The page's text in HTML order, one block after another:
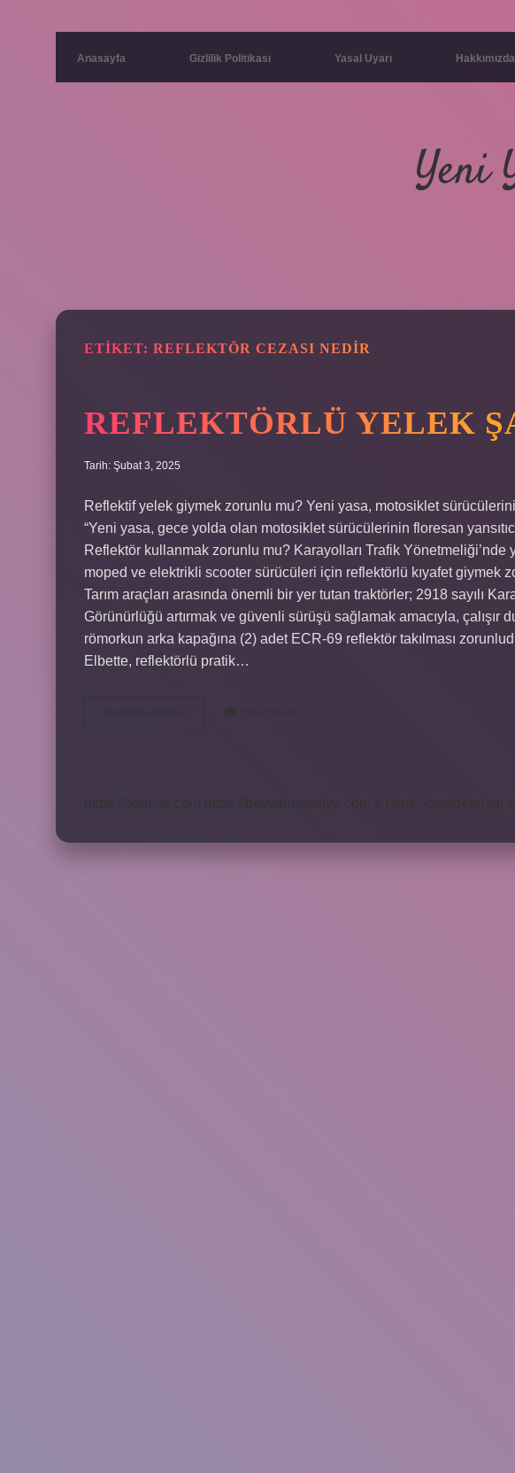
Anasayfa Gizlilik Politikası Yasal Uyarı Hakkımızda
Yeni
ETIKET: REFLEKTÖR CEZASI NEDIR
REFLEKTÖRLÜ YELEK
Tarih: Şubat 3, 2025
Reflektif yelek giymek zorunlu mu? Yeni yasa, motosiklet
“Yeni yasa, gece yolda olan motosiklet sürücülerinin floresan
Reflektör kullanmak zorunlu mu? Karayolları Trafik
moped ve elektrikli scooter sürücüleri için reflektörlü kıyafet giymek
Tarım araçları arasında önemli bir yer tutan traktörler; 2918 sayılı
Görünürlüğü artırmak ve güvenli sürüşü sağlamak amacıyla, çalışır
römorkun arka kapağına (2) adet ECR-69 reflektör takılması
Elbette, reflektörlü pratik…